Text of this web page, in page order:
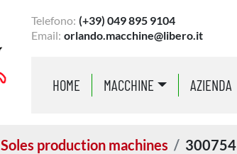
Telefono: (+39) 049 895 9104
Email: orlando.macchine@libero.it
HOME MACCHINE AZIENDA
Soles production machines 300754